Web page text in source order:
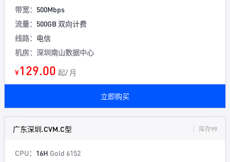
带宽： 500Mbps
流量： 500GB 双向计费
线路： 电信
机房：深圳南山数据中心
¥129.00 起/ 月
立即购买
广东深圳.CVM.C型 库存99
CPU： 16H Gold 6152